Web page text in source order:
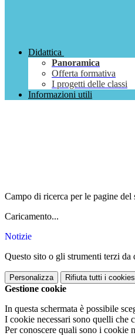
Didattica
Panoramica
Offerta formativa
I progetti delle classi
Informazioni utili
Campo di ricerca per le pagine del
Caricamento...
Notizie
Questo sito o gli strumenti terzi
Personalizza Rifiuta tutti i cookies
Gestione cookie
In questa schermata è possibile
I cookie necessari sono quelli che
Per conoscere quali sono i cookie